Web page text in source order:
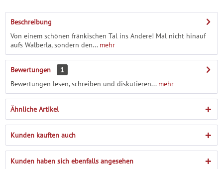
Beschreibung
Von einem schönen frän­kischen Tal ins Andere! Mal nicht hinauf
aufs Walberla, sondern den...mehr
Bewertungen
1
Bewertungen lesen, schreiben und diskutieren...mehr
Ähnliche Artikel
Kunden kauften auch
Kunden haben sich ebenfalls angesehen